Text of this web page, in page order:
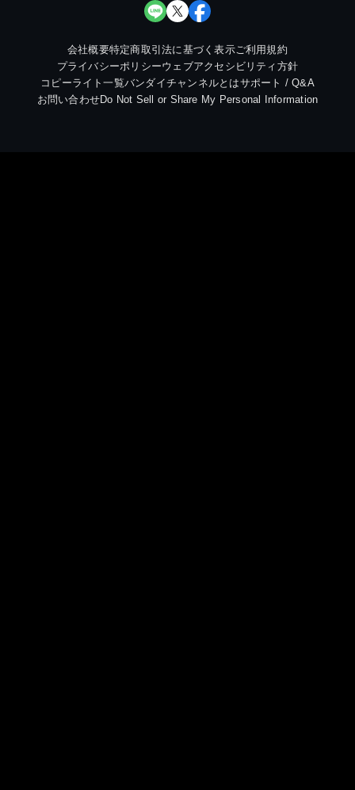
会社概要特定商取引法に基づく表示ご利用規約
プライバシーポリシーウェブアクセシビリティ方針
コピーライト一覧バンダイチャンネルとはサポート / Q&A
お問い合わせDo Not Sell or Share My Personal Information